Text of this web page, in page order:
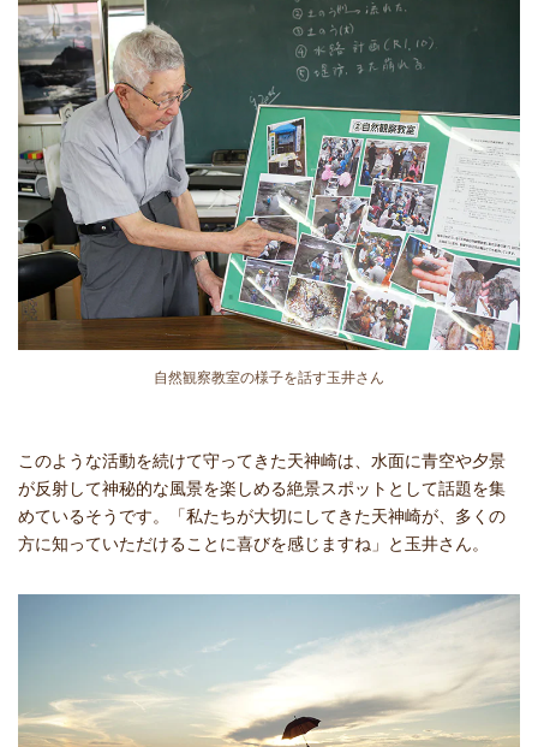
自然観察教室の様子を話す玉井さん
このような活動を続けて守ってきた天神崎は、水面に青空や夕景
が反射して神秘的な風景を楽しめる絶景スポットとして話題を集
めているそうです。「私たちが大切にしてきた天神崎が、多くの
方に知っていただけることに喜びを感じますね」と玉井さん。